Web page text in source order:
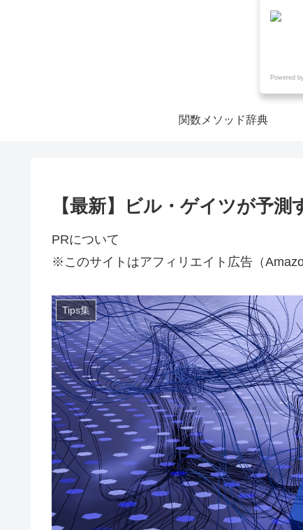
関数メソッド辞典
【最新】ビル・ゲイツが予
PRについて
※このサイトはアフィリエイト広告（
Tips集
Powered